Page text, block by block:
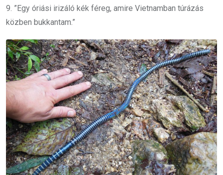
9. ”Egy óriási irizáló kék féreg, amire Vietnamban túrázás
közben bukkantam.”